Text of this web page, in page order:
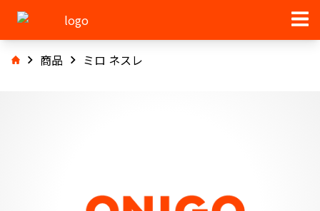
商品 ミロ ネスレ